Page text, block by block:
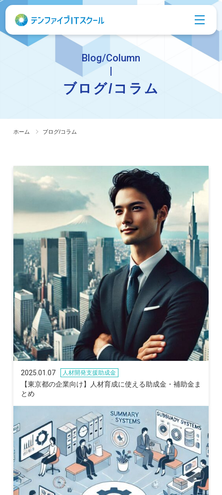
Blog/Column
ブログ/コラム
ホーム ブログ/コラム
2025.01.07 人材開発支援助成金
【東京都の企業向け】人材育成に使える助成金・補助金ま
とめ